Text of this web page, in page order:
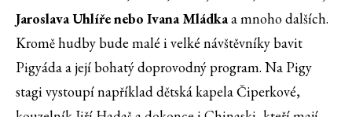
Jaroslava Uhlíře nebo Ivana Mládkaa mnoho dalších.
Kromě hudby bude malé i velké návštěvníky bavit
Pigyáda a její bohatý doprovodný program. Na Pigy
stagi vystoupí například dětská kapela Čiperkové,